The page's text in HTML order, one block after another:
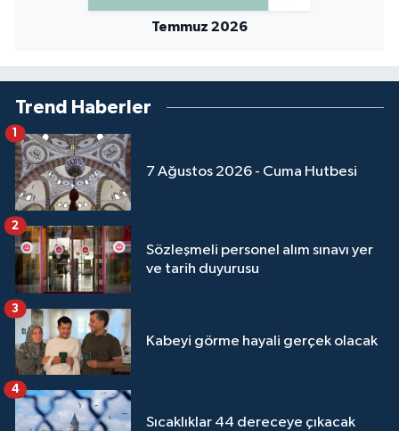
Temmuz 2026
Trend Haberler
7 Ağustos 2026 - Cuma Hutbesi
1
Sözleşmeli personel alım sınavı yer
ve tarih duyurusu
2
Kabeyi görme hayali gerçek olacak
3
Sıcaklıklar 44 dereceye çıkacak
4